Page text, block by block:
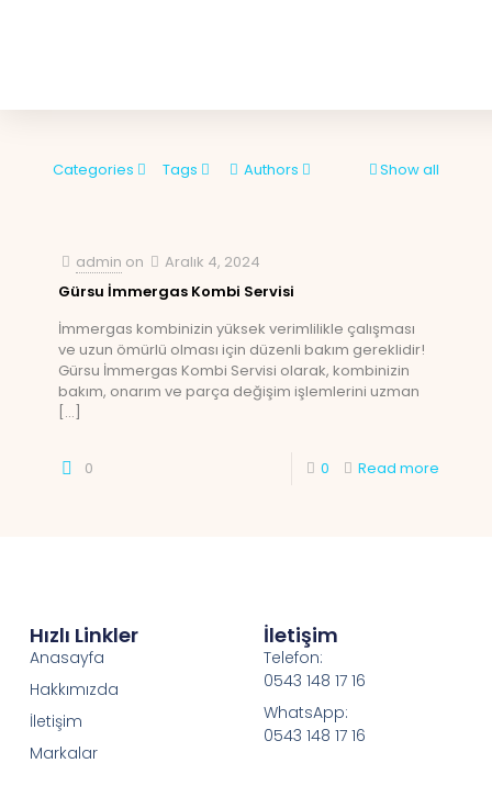
Categories Tags Authors Show all
admin on
Aralık 4, 2024
Gürsu İmmergas Kombi Servisi
İmmergas kombinizin yüksek verimlilikle çalışması
ve uzun ömürlü olması için düzenli bakım gereklidir!
Gürsu İmmergas Kombi Servisi olarak, kombinizin
bakım, onarım ve parça değişim işlemlerini uzman
[…]
0 0 Read more
Hızlı Linkler
Anasayfa
Hakkımızda
İletişim
Markalar
İletişim
Telefon:
0543 148 17 16
WhatsApp:
0543 148 17 16